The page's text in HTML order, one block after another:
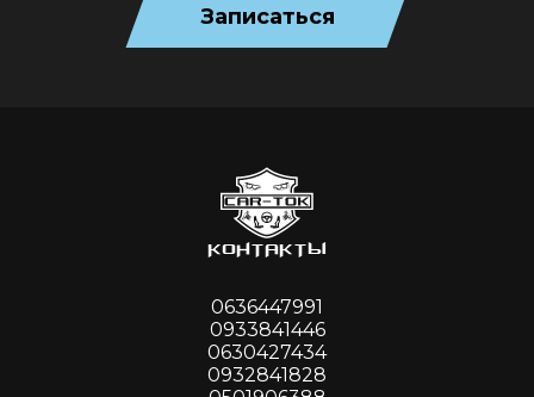
Записаться
КОНТАКТЫ
0636447991
0933841446
0630427434
0932841828